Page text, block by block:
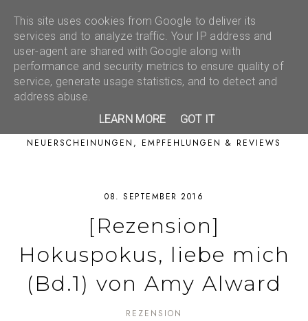
NEUERSCHEINUNGEN, EMPFEHLUNGEN & REVIEWS
08. SEPTEMBER 2016
[Rezension]
Hokuspokus, liebe mich
(Bd.1) von Amy Alward
REZENSION
This site uses cookies from Google to deliver its
services and to analyze traffic. Your IP address and
user-agent are shared with Google along with
performance and security metrics to ensure quality of
service, generate usage statistics, and to detect and
address abuse.
LEARN MORE
GOT IT